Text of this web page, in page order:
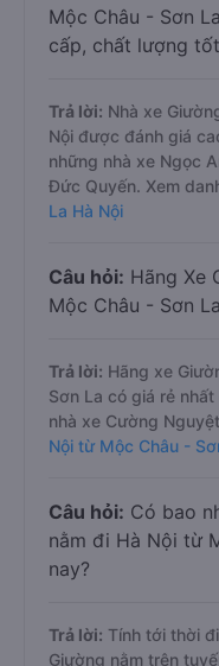
Mộc Châu - Sơn
cấp, chất lượng
Trả lời: Nhà xe
Nội được đánh giá
những nhà xe Ngọc
Đức Quyến. Xem
La Hà Nội
Câu hỏi: Hãng Xe
Mộc Châu - Sơn
Trả lời: Hãng xe
Sơn La có giá rẻ
nhà xe Cường
Nội từ Mộc Châu -
Câu hỏi: Có bao
nằm đi Hà Nội từ
nay?
Trả lời: Tính tới thời
Giường nằm trên